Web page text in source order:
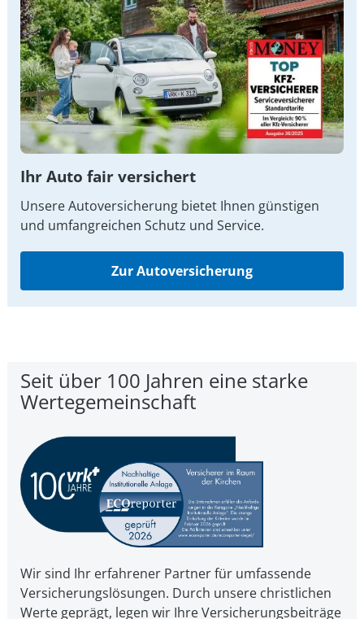
Ihr Auto fair versichert
Unsere Autoversicherung bietet Ihnen günstigen
und umfangreichen Schutz und Service.
Zur Autoversicherung
Seit über 100 Jahren eine starke
Wertegemeinschaft
Wir sind Ihr erfahrener Partner für umfassende
Versicherungslösungen. Durch unsere christ­li­chen
Werte geprägt, legen wir Ihre Ver­si­che­rungs­bei­trä­ge